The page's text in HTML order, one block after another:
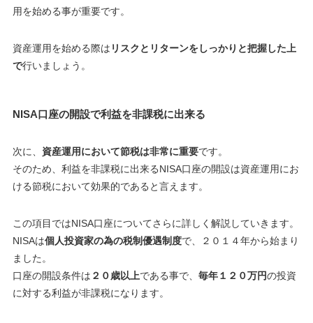
用を始める事が重要です。
資産運用を始める際は リスクとリターンをしっかりと把握した上
で行いましょう。
NISA口座の開設で利益を非課税に出来る
次に、 資産運用において節税は非常に重要です。
そのため、利益を非課税に出来るNISA口座の開設は資産運用にお
ける節税において効果的であると言えます。
この項目ではNISA口座についてさらに詳しく解説していきます。
NISAは個人投資家の為の税制優遇制度で、２０１４年から始まり
ました。
口座の開設条件は ２０歳以上である事で、 毎年１２０万円の投資
に対する利益が非課税になります。